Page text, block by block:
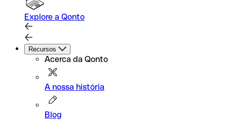
Explore a Qonto
Recursos
Acerca da Qonto
A nossa história
Blog